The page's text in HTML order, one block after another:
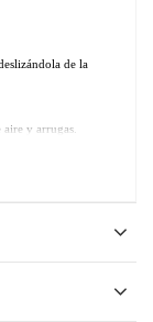
de la
y arrugas.